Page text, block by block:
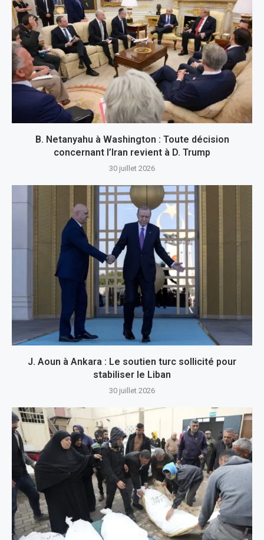
B. Netanyahu à Washington : Toute décision
concernant l’Iran revient à D. Trump
30 juillet 2026
J. Aoun à Ankara : Le soutien turc sollicité pour
stabiliser le Liban
30 juillet 2026